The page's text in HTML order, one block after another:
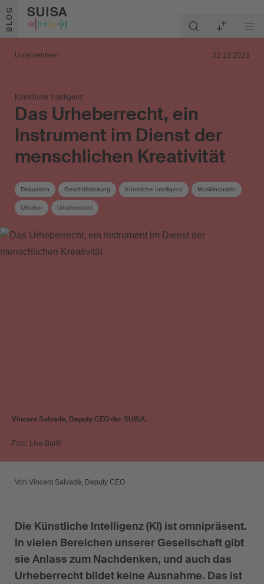
Zum Inhalt springen
BLOG
Unternehmen 22.12.2023
Künstliche Intelligenz
Das Urheberrecht, ein
Instrument im Dienst der
menschlichen Kreativität
Diskussion Geschäftsleitung Künstliche Intelligenz Musikindustrie
Urheber Urheberrecht
Vincent Salvadé, Deputy CEO der SUISA.
Foto: Lisa Burth
Von Vincent Salvadé, Deputy CEO
Die Künstliche Intelligenz (KI) ist omnipräsent.
In vielen Bereichen unserer Gesellschaft gibt
sie Anlass zum Nachdenken, und auch das
Urheberrecht bildet keine Ausnahme. Das ist